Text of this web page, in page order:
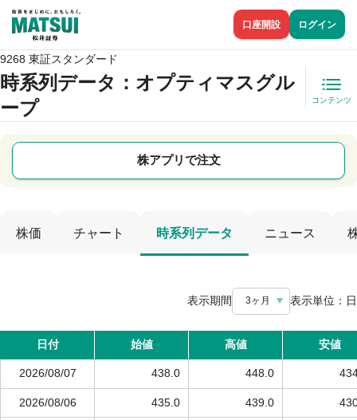
口座開設 ログイン
9268 東証スタンダード
時系列データ ：オプティマスグル
ープ
コンテンツ
株アプリで注文
株価 チャート 時系列データ ニュース
表示期間 3ヶ月 表示単位： 日
日付 始値 高値 安値
2026/08/07 438.0 448.0
2026/08/06 435.0 439.0